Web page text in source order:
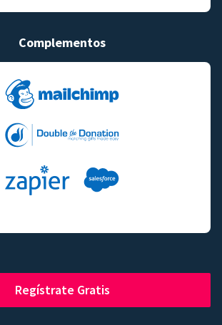
Complementos
Regístrate Gratis